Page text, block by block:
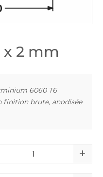
x 2 mm
6060 T6
finition brute, anodisée